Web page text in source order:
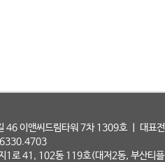
46 이앤씨드림타워 7차 1309호 ㅣ 대표전
1로 41, 102동 119호(대저2동, 부산티플